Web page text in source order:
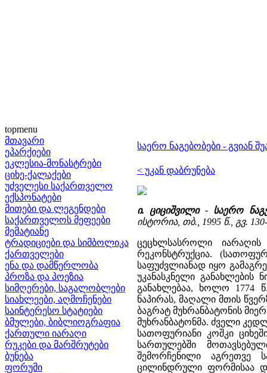
topmenu
მთავარი
ეპარქიები
ეკლესია-მონასტრები
ციხე-ქალაქები
უძველესი საქართველო
ექსპონატები
მითები და ლეგენდები
საქართველოს მეფეები
მემატიანე
ტრადიციები და სიმბოლიკა
ქართველები
ენა და დამწერლობა
პროზა და პოეზია
სიმღერები, საგალობლები
სიახლეები, აღმოჩენები
საინტერესო სტატიები
ბმულები, ბიბლიოგრაფია
ქართული იარაღი
რუკები და მარშრუტები
ბუნება
ფორუმი
საერო ნაგებობები - გვიან
< უკან დაბრუნება
ი. ციციშვილი - საერო
ისტორია, თბ., 1995 წ., გვ.
ცეცხლსასროლი იარაღის
რეკონსტრუქცია.
საფუძვლიანად იყო
უკანასკნელი
განახლებაა, ხოლო 1774
ნაპირას, მაღალი მთის
ბაგრატ მუხრანბატონის
მუხრანბატონმა. ძველი
სათოფურიანი კოშკი
სართულებში
შემორჩენილი აგრეთვე
ცილინდრული ფორმისაა